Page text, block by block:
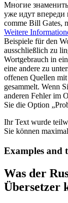
Многие
уже идут впереди
comme Bill Gates,
Weitere
Beispiele für den
ausschließlich zu
Wortgebrauch in
eine andere zu
offenen Quellen
gesammelt. Wenn
anderen Fehler im
Sie die Option
Ihr Text wurde
Sie können maximal
Examples and
Was der
Übersetzer